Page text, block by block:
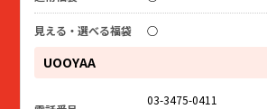
○
UOOYAA
03-3475-0411